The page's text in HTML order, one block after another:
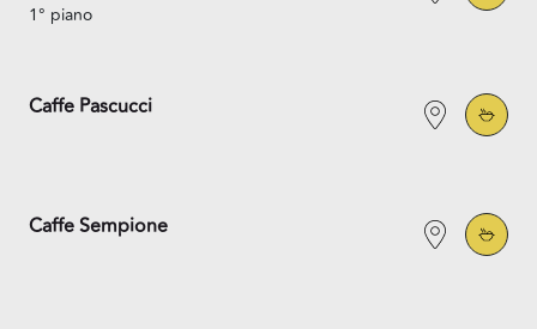
1° piano
Caffe Pascucci
Caffe Sempione